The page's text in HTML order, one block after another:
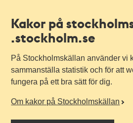
Kakor på
.stockholm.se
På Stockholmskällan använder vi
sammanställa statistik och för att
fungera på ett bra sätt för dig.
Om kakor på Stockholmskällan